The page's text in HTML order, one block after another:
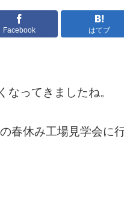
Facebook はてブ
なってきましたね。
春休み工場見学会に